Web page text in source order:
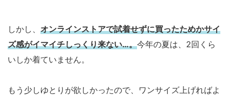
しかし、 オンラインストアで試着せずに買ったためかサイ
ズ感がイマイチしっくり来ない…。今年の夏は、2回くら
いしか着ていません。
もう少しゆとりが欲しかったので、ワンサイズ上げればよ